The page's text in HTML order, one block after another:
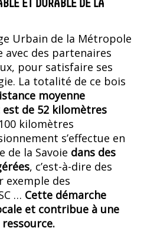
ET DURABLE DE LA
Urbain de la Métropole
des partenaires
pour satisfaire ses
La totalité de ce bois
moyenne
de 52 kilomètres
kilomètres
s’effectue en
de la Savoie dans des
, c’est-à-dire des
des
… Cette démarche
et contribue à une